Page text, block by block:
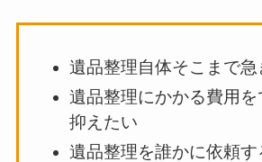
遺品整理自体そこまで急
遺品整理にかかる費用を
抑えたい
遺品整理を誰かに依頼す